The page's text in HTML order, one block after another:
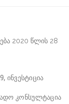
ინვესტიცია
კონსულტაცია